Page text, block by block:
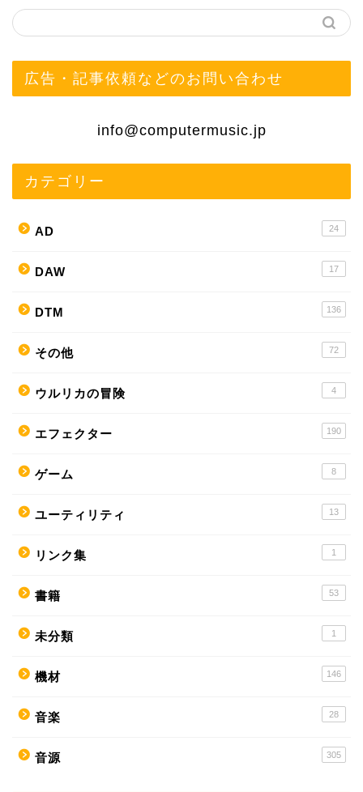
広告・記事依頼などのお問い合わせ
info@computermusic.jp
カテゴリー
AD 24
DAW 17
DTM 136
その他 72
ウルリカの冒険 4
エフェクター 190
ゲーム 8
ユーティリティ 13
リンク集 1
書籍 53
未分類 1
機材 146
音楽 28
音源 305